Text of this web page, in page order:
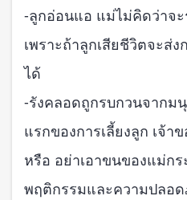
-ลูกอ่อนแอ แม่ไม่คิดว่าจ
เพราะถ้าลูกเสียชีวิตจะส่
ได้
-รังคลอดถูกรบกวนจากม
แรกของการเลี้ยงลูก เจ้า
หรือ อย่าเอาขนของแม่กร
พฤติกรรมและความปลอ